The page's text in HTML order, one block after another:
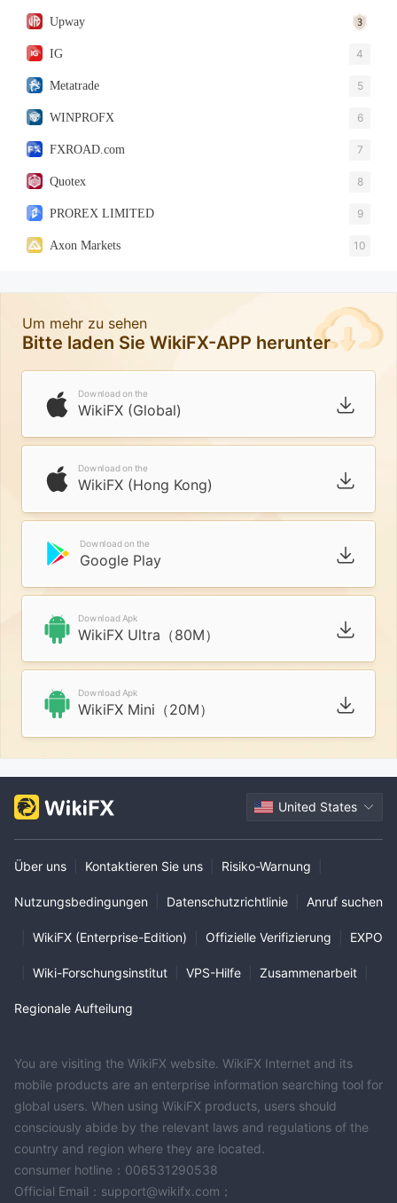
Upway
IG 4
Metatrade 5
WINPROFX 6
FXROAD.com 7
Quotex 8
PROREX LIMITED 9
Axon Markets 10
Um mehr zu sehen
Bitte laden Sie WikiFX-APP herunter
Download on the
WikiFX (Global)
Download on the
WikiFX (Hong Kong)
Download on the
Google Play
Download Apk
WikiFX Ultra（80M）
Download Apk
WikiFX Mini（20M）
United States
Über uns Kontaktieren Sie uns Risiko-Warnung
Nutzungsbedingungen Datenschutzrichtlinie Anruf suchen
WikiFX (Enterprise-Edition) Offizielle Verifizierung EXPO
Wiki-Forschungsinstitut VPS-Hilfe Zusammenarbeit
Regionale Aufteilung
You are visiting the WikiFX website. WikiFX Internet and its
mobile products are an enterprise information searching tool for
global users. When using WikiFX products, users should
consciously abide by the relevant laws and regulations of the
country and region where they are located.
consumer hotline：006531290538
Official Email：support@wikifx.com；